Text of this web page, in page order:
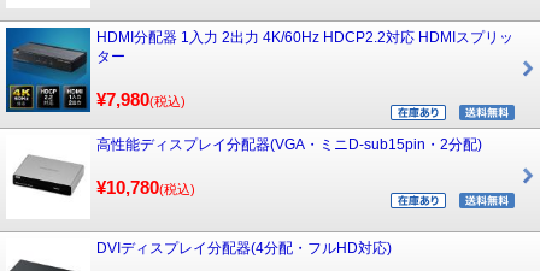
HDMI分配器 1入力 2出力 4K/60Hz HDCP2.2対応 HDMIスプリッ
ター
¥7,980(税込)
高性能ディスプレイ分配器(VGA・ミニD-sub15pin・2分配)
¥10,780(税込)
DVIディスプレイ分配器(4分配・フルHD対応)